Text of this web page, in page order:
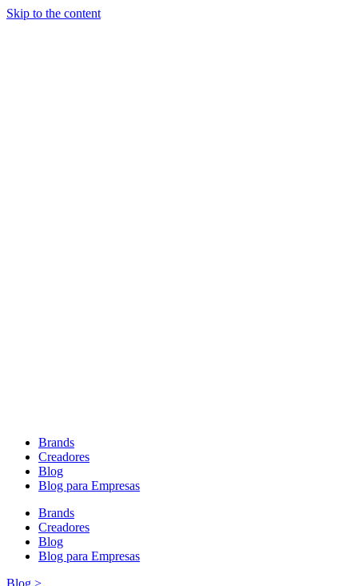
Skip to the content
Brands
Creadores
Blog
Blog para Empresas
Brands
Creadores
Blog
Blog para Empresas
Blog >